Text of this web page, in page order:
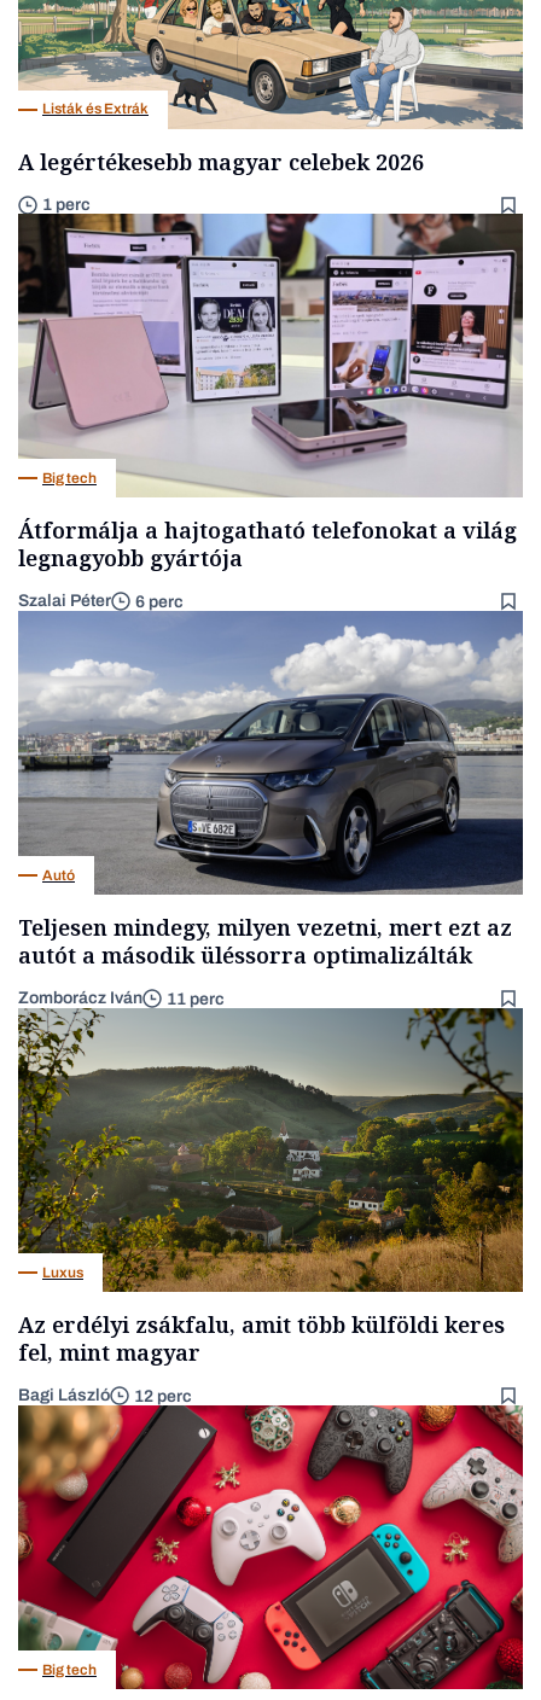
Listák és Extrák
A legértékesebb magyar celebek 2026
1 perc
Big tech
Átformálja a hajtogatható telefonokat a világ
legnagyobb gyártója
Szalai Péter 6 perc
Autó
Teljesen mindegy, milyen vezetni, mert ezt az
autót a második üléssorra optimalizálták
Zomborácz Iván 11 perc
Luxus
Az erdélyi zsákfalu, amit több külföldi keres
fel, mint magyar
Bagi László 12 perc
Big tech